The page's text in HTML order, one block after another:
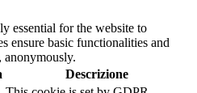
essential for the website to
ensure basic functionalities and
anonymously.
Descrizione